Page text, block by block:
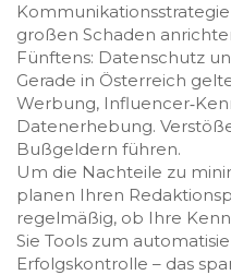
großen Schaden
Fünftens: Datenschutz
Gerade in Österreich
Werbung,
Datenerhebung.
Bußgeldern führen.
Um die Nachteile zu
planen Ihren
regelmäßig, ob Ihre
Sie Tools zum
Erfolgskontrolle – das